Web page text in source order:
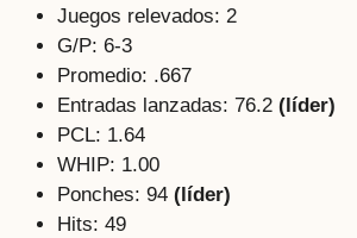
Juegos relevados: 2
G/P: 6-3
Promedio: .667
Entradas lanzadas: 76.2 (líder)
PCL: 1.64
WHIP: 1.00
Ponches: 94 (líder)
Hits: 49